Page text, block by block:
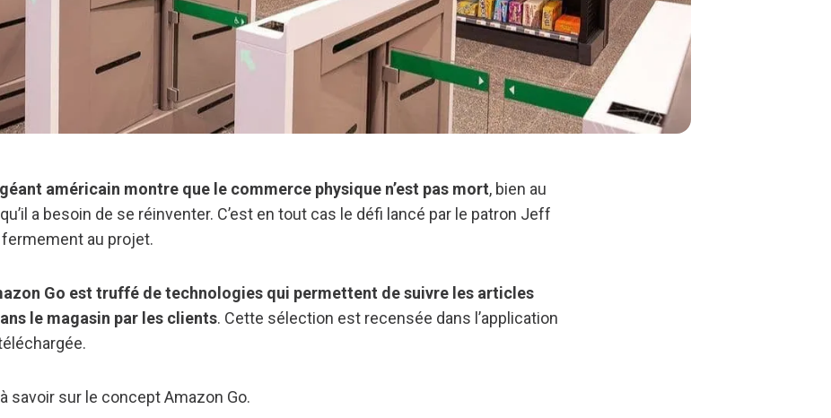
américain montre que le commerce physique n’est pas mort, bien au
a besoin de se réinventer. C’est en tout cas le défi lancé par le patron Jeff
au projet.
Go est truffé de technologies qui permettent de suivre les articles
le magasin par les clients. Cette sélection est recensée dans l’application
savoir sur le concept Amazon Go.